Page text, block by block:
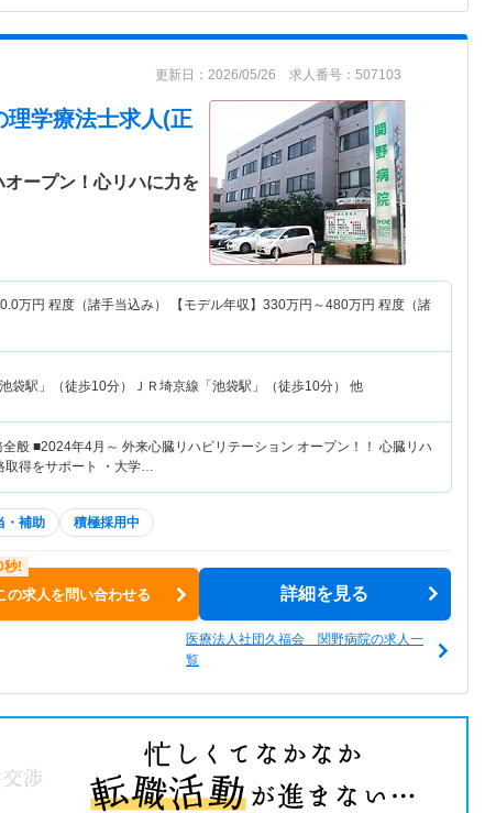
更新日：2026/05/26 求人番号：507103
理学療法士求人(正
オープン！心リハに力を
万円 程度（諸手当込み） 【モデル年収】 330万円～480万円 程度（諸
袋駅」（徒歩10分）ＪＲ埼京線「池袋駅」（徒歩10分） 他
全般 ■2024年4月～ 外来心臓リハビリテーション オープン！！ 心臓リハ
取得をサポート ・大学…
・補助 積極採用中
の求人を問い合わせる 詳細を見る
医療法人社団久福会 関野病院の求人一
覧